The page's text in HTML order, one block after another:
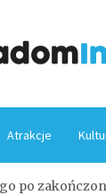
Atrakcje
po